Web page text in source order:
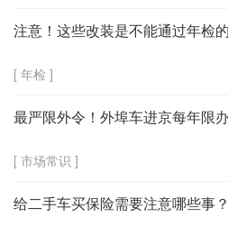
注意！这些改装是不能通过年检的
[ 年检 ]
最严限外令！外埠车进京每年限
[ 市场常识 ]
给二手车买保险需要注意哪些事？